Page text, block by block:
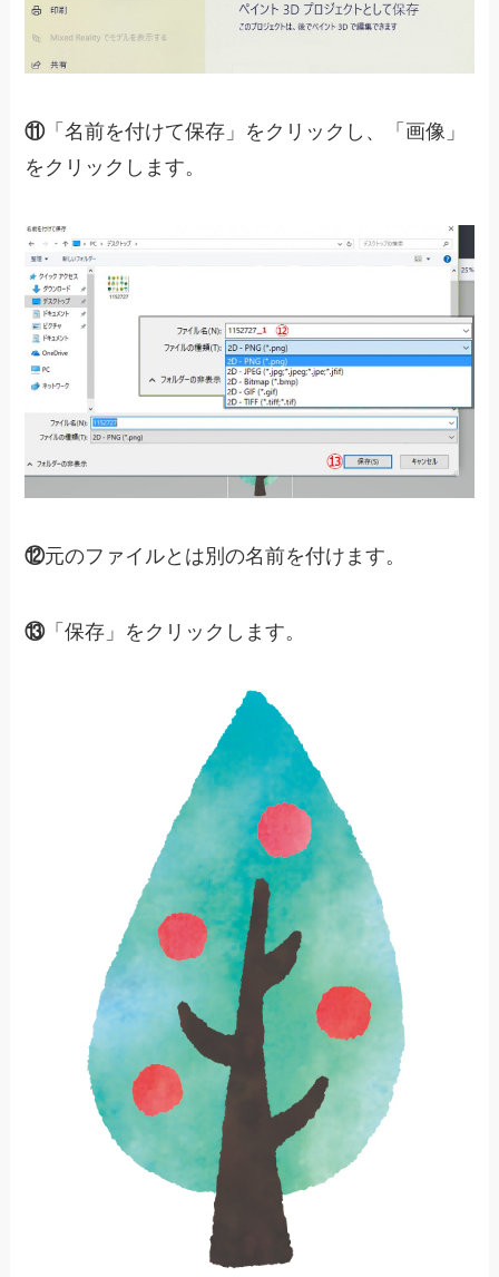
⑪「名前を付けて保存」をクリックし、「画像」
をクリックします。
⑫元のファイルとは別の名前を付けます。
⑬「保存」をクリックします。